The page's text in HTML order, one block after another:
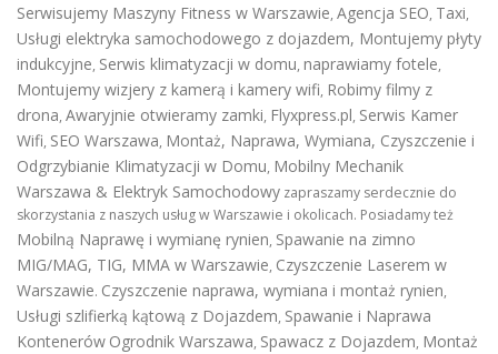
Serwisujemy Maszyny Fitness w Warszawie, Agencja SEO, Taxi,
Usługi elektryka samochodowego z dojazdem, Montujemy płyty
indukcyjne, Serwis klimatyzacji w domu, naprawiamy fotele,
Montujemy wizjery z kamerą i kamery wifi, Robimy filmy z
drona, Awaryjnie otwieramy zamki, Flyxpress.pl, Serwis Kamer
Wifi, SEO Warszawa, Montaż, Naprawa, Wymiana, Czyszczenie i
Odgrzybianie Klimatyzacji w Domu, Mobilny Mechanik
Warszawa & Elektryk Samochodowy zapraszamy serdecznie do
skorzystania z naszych usług w Warszawie i okolicach. Posiadamy też
Mobilną Naprawę i wymianę rynien, Spawanie na zimno
MIG/MAG, TIG, MMA w Warszawie, Czyszczenie Laserem w
Warszawie. Czyszczenie naprawa, wymiana i montaż rynien,
Usługi szlifierką kątową z Dojazdem, Spawanie i Naprawa
Kontenerów Ogrodnik Warszawa, Spawacz z Dojazdem, Montaż